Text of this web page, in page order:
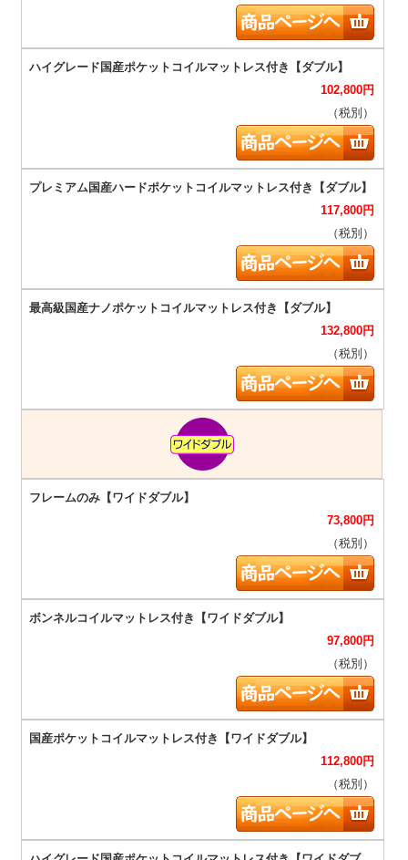
102,800円
（税別）
117,800円
（税別）
132,800円
（税別）
73,800円
（税別）
97,800円
（税別）
112,800円
（税別）